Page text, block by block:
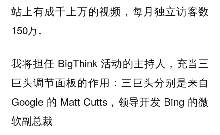
站上有成千上万的视频，每月独立访客数
150万。
我将担任 BigThink 活动的主持人，充当三
巨头调节面板的作用：三巨头分别是来自
Google 的 Matt Cutts，领导开发 Bing 的微
软副总裁